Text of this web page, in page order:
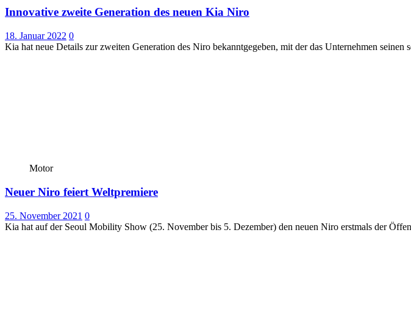
Innovative zweite Generation des neuen Kia Niro
18. Januar 2022 0
Kia hat neue Details zur zweiten Generation des Niro bekanntgegeben, mit der das Unternehmen
Motor
Neuer Niro feiert Weltpremiere
25. November 2021 0
Kia hat auf der Seoul Mobility Show (25. November bis 5. Dezember) den neuen Niro erstmals der